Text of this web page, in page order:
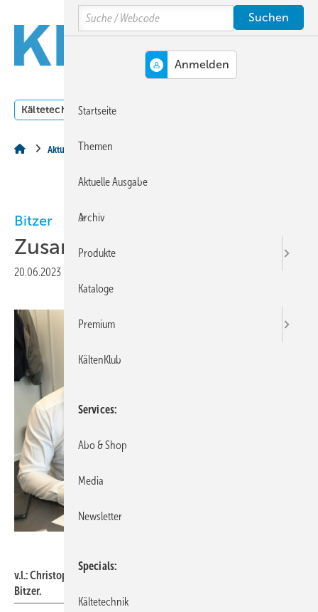
Hauptinhalt
Hauptmenü
SiteSearch
Kältetechnik Klimatechnik
Aktuelles aus der Branche
Bitzer
Zusammenarbeit bestätigt
20.06.2023
v.l.: Christopher Norbye, CEO Beijer Ref, und Martin Büchsel, CSMO
Bitzer.
Search
Startseite
Themen
Aktuelle Ausgabe
Archiv
Produkte
Kataloge
Premium
KältenKlub
Services
Abo & Shop
Media
Newsletter
Specials
Kältetechnik